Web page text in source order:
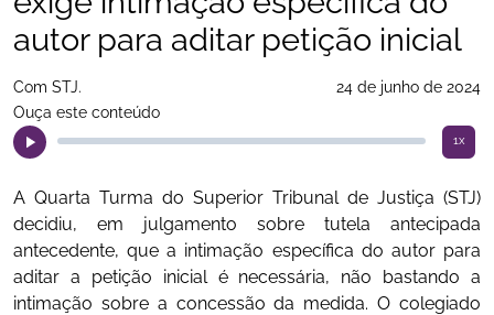
autor para aditar petição inicial
Com STJ.
24 de junho de 2024
Ouça este conteúdo
1x
A Quarta Turma do Superior Tribunal de Justiça (STJ)
decidiu, em julgamento sobre tutela antecipada
antecedente, que a intimação específica do autor para
aditar a petição inicial é necessária, não bastando a
intimação sobre a concessão da medida. O colegiado